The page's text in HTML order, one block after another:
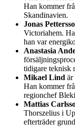
Han kommer
Skandinavien.
Jonas
Victoriahem.
han var
Anastasia
tidigare teknisk
Mikael Lind är
Han kommer
regionchef
Mattias
Thorszelius i
efterträder